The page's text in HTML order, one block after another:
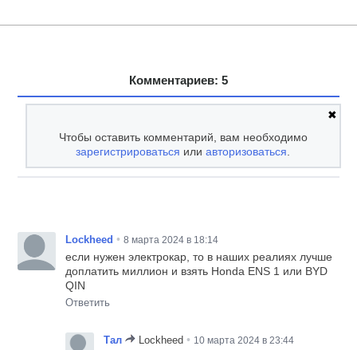
Комментариев: 5
✖
Чтобы оставить комментарий, вам необходимо
зарегистрироваться илиавторизоваться
Lockheed • 8 марта 2024 в 18:14
если нужен электрокар, то в наших реалиях лучше
доплатить миллион и взять Honda ENS 1 или BYD
QIN
Ответить
Тал Lockheed • 10 марта 2024 в 23:44